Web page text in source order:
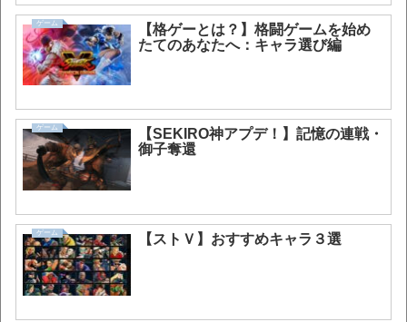
ゲーム
【格ゲーとは？】格闘ゲームを始め
たてのあなたへ：キャラ選び編
ゲーム
【SEKIRO神アプデ！】記憶の連戦・
御子奪還
ゲーム 【ストＶ】おすすめキャラ３選